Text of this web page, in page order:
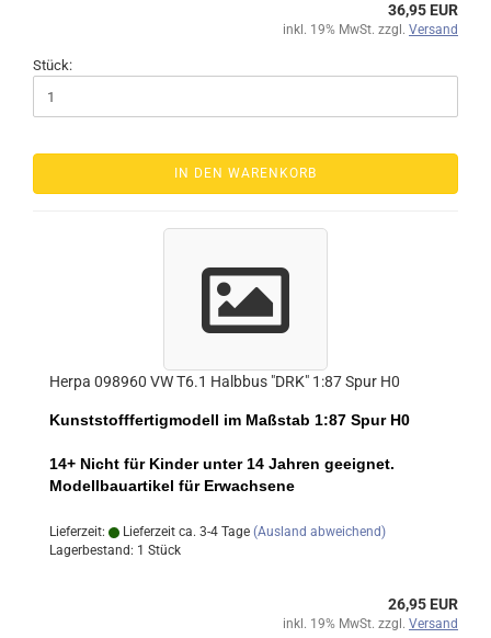
36,95 EUR
inkl. 19% MwSt. zzgl. Versand
Stück:
IN DEN WARENKORB
Herpa 098960 VW T6.1 Halbbus "DRK" 1:87 Spur H0
Kunststofffertigmodell im Maßstab 1:87 Spur H0
14+ Nicht für Kinder unter 14 Jahren geeignet.
Modellbauartikel für Erwachsene
Lieferzeit: Lieferzeit ca. 3-4 Tage (Ausland abweichend)
Lagerbestand: 1 Stück
26,95 EUR
inkl. 19% MwSt. zzgl. Versand